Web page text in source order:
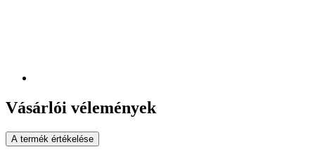
Vásárlói vélemények
A termék értékelése